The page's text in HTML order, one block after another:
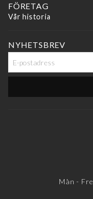
FÖRETAG
Vår historia
NYHETSBREV
Mån - Fre